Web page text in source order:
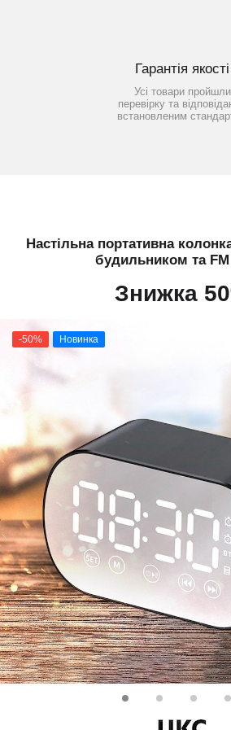
Гарантія якості
Усі товари пройшли
перевірку та
встановленим
Настільна портативна
будильником та FM
Знижка
-50% Новинка